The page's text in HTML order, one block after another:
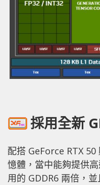
採用全新
配搭 GeForce RTX
憶體，當中能夠提供
用的 GDDR6 兩倍，